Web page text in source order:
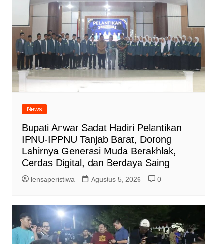
News
Bupati Anwar Sadat Hadiri Pelantikan
IPNU-IPPNU Tanjab Barat, Dorong
Lahirnya Generasi Muda Berakhlak,
Cerdas Digital, dan Berdaya Saing
lensaperistiwa Agustus 5, 2026 0